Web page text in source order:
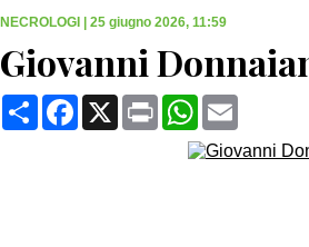
NECROLOGI 25 giugno 2026, 11:59
Giovanni
CondividiFacebook
X Print WhatsApp